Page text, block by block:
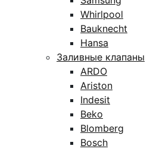
Whirlpool
Bauknecht
Hansa
Заливные клапаны
ARDO
Ariston
Indesit
Beko
Blomberg
Bosch